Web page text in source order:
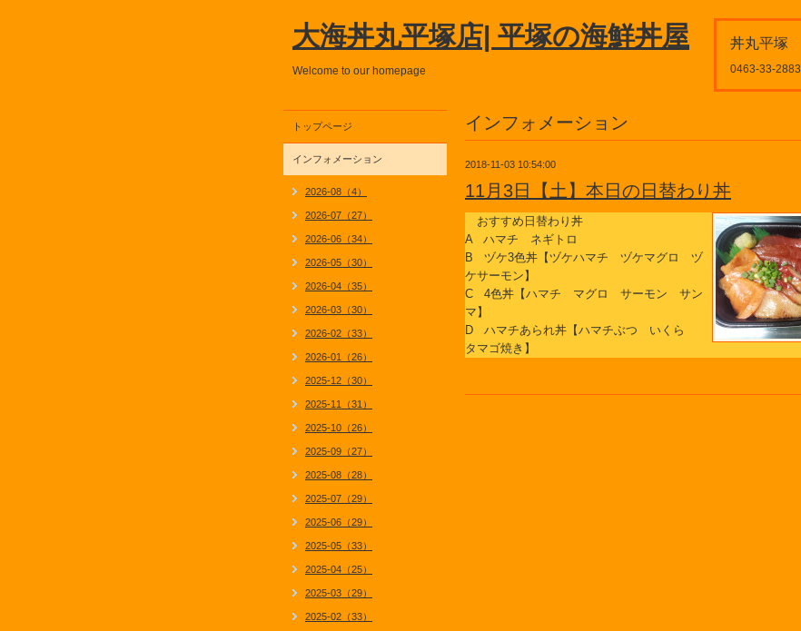
丼丸平塚
0463-33-2883
大海丼丸平塚店| 平塚の海鮮丼屋
Welcome to our homepage
インフォメーション
2018-11-03 10:54:00
11月3日【土】本日の日替わり丼
おすすめ日替わり丼
A ハマチ ネギトロ
B ヅケ3色丼【ヅケハマチ ヅケマグロ ヅ
ケサーモン】
C 4色丼【ハマチ マグロ サーモン サン
マ】
D ハマチあられ丼【ハマチぶつ いくら
タマゴ焼き】
トップページ
インフォメーション
2026-08（4）
2026-07（27）
2026-06（34）
2026-05（30）
2026-04（35）
2026-03（30）
2026-02（33）
2026-01（26）
2025-12（30）
2025-11（31）
2025-10（26）
2025-09（27）
2025-08（28）
2025-07（29）
2025-06（29）
2025-05（33）
2025-04（25）
2025-03（29）
2025-02（33）